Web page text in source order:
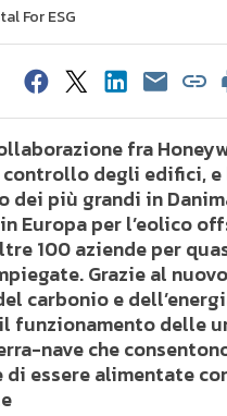
For ESG
fra
degli edifici,
dei più grandi in
Europa per l’eolico
100 aziende per
Grazie al
carbonio e
funzionamento delle
nave che
di essere alimentate